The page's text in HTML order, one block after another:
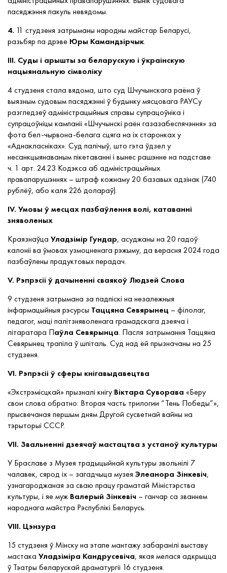
пасяджэння пакуль невядомы.
4. 11 студзеня затрыманы народны майстар Беларусі,
разьбяр па дрэве Юры Камандзірчык.
III. Суды і арышты за беларускую і ўкраінскую
нацыянальную сімволіку
4 студзеня стала вядома, што суд Шчучынскага раёна ў
выязным судовым пасяджэнні ў будынку мясцовага РАУСу
разгледзеў адміністрацыйныя справы супрацоўніка і
супрацоўніцы кампаніі «Шчучынскі раён газазабеспячэння» за
фота бел-чырвона-белага сцяга на іх старонках у
«Аднакласніках». Суд палічыў, што гэта ўдзел у
несанкцыянаваным пікетаванні і вынес рашэнне на падставе
ч. 1 арт. 24.23 Кодэкса аб адмiнiстрацыйных
правапарушэннях – штраф кожнаму 20 базавых адзінак (740
рублёў, або каля 226 долараў).
IV. Умовы ў месцах пазбаўлення волі, катаванні
зняволеных
Краязнаўца Уладзімір Гундар, асуджаны на 20 гадоў
калоніі ва ўмовах узмоцненага рэжыму, да верасня 2024 года
пазбаўлены прадуктовых перадач.
V. Рэпрэсіі ў дачыненні сваякоў Людзей Слова
9 студзеня затрымана за падпіскі на незалежныя
інфармацыйныя рэсурсы Таццяна Севярынец – філолаг,
педагог, маці палітзняволенага грамадскага дзеяча і
літаратара Паўла Севярынца. Пасля затрымання Таццяна
Севярынец трапіла ў шпіталь. Суд над ёй прызначаны на 25
студзеня.
VI. Рэпрэсіі ў сферы кнігавыдавецтва
«Экстрэмісцкай» прызналі кнігу Віктара Суворава «Беру
свои слова обратно: Вторая часть трилогии “Тень Победы”»,
прысвечаная першым дням Другой сусветнай вайны на
тэрыторыі СССР.
VII. Звальненні дзеячаў мастацтва з устаноў культуры
У Браславе з Музея традыцыйнай культуры звольнілі 7
чалавек, сярод іх – загадчыца музея Элеанора Зінкевіч,
узнагароджаная за сваю працу граматай Міністэрства
культуры, і яе муж Валерый Зінкевіч – ганчар са званнем
народнага майстра Рэспублікі Беларусь.
VIII. Цэнзура
15 студзеня ў Мінску на этапе мантажу забаранілі выставу
мастака Уладзіміра Кандрусевіча, якая мелася адкрыцца
ў Тэатры беларускай драматургіі 16 студзеня.